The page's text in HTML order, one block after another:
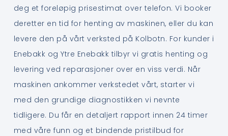
deg et foreløpig prisestimat over telefon. Vi booker
deretter en tid for henting av maskinen, eller du kan
levere den på vårt verksted på Kolbotn. For kunder i
Enebakk og Ytre Enebakk tilbyr vi gratis henting og
levering ved reparasjoner over en viss verdi. Når
maskinen ankommer verkstedet vårt, starter vi
med den grundige diagnostikken vi nevnte
tidligere. Du får en detaljert rapport innen 24 timer
med våre funn og et bindende pristilbud for